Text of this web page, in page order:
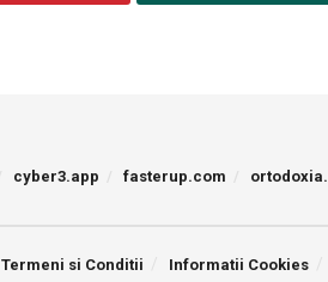
cyber3.app fasterup.com
Termeni si Conditii Informatii Cookies